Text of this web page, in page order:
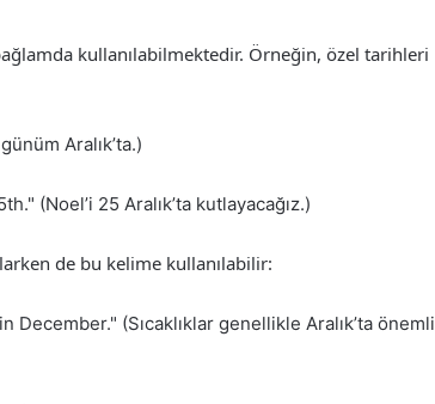
kullanılabilmektedir. Örneğin, özel tarihleri
Aralık’ta.)
(Noel’i 25 Aralık’ta kutlayacağız.)
de bu kelime kullanılabilir:
(Sıcaklıklar genellikle Aralık’ta önemli